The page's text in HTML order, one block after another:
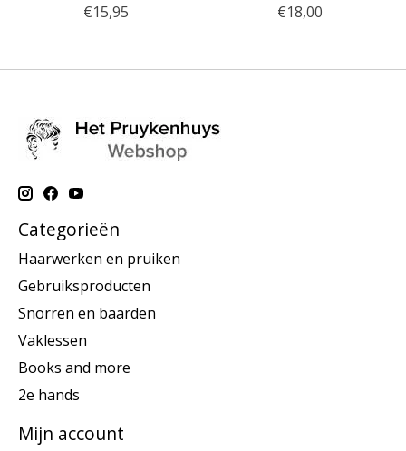
€15,95
€18,00
Categorieën
Haarwerken en pruiken
Gebruiksproducten
Snorren en baarden
Vaklessen
Books and more
2e hands
Mijn account